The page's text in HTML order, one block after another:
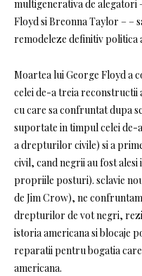
multigenerativa de alegatori
Floyd si Breonna Taylor – –
remodeleze definitiv politica
Moartea lui George Floyd a
celei de-a treia reconstructii
cu care sa confruntat dupa
suportate in timpul celei de-
a drepturilor civile) si a
civil, cand negrii au fost
propriile posturi). sclavie
de Jim Crow), ne
drepturilor de vot negri,
istoria americana si blocaje
reparatii pentru bogatia
americana.